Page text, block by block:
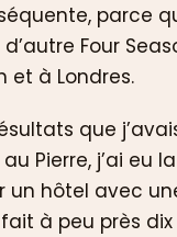
parce
Four
et à Londres.
que
Pierre, j’ai eu
un hôtel avec
fait à peu près